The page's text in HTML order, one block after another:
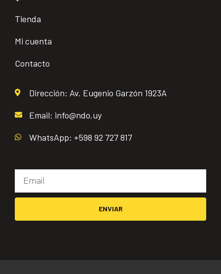
Tienda
Mi cuenta
Contacto
Dirección: Av. Eugenio Garzón 1923A
Email: info@ndo.uy
WhatsApp: +598 92 727 817
ENVIAR